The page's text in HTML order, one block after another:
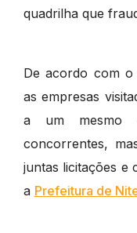
quadrilha que
De acordo com
as empresas
a um mesmo
concorrentes,
juntas licitações e
a Prefeitura de